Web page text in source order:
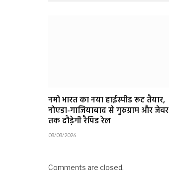
नमो भारत का नया हाईस्पीड रूट तैयार,
नोएडा-गाजियाबाद से गुरुग्राम और जेवर
तक दौड़ेगी रैपिड रेल
08/08/2026
Comments are closed.